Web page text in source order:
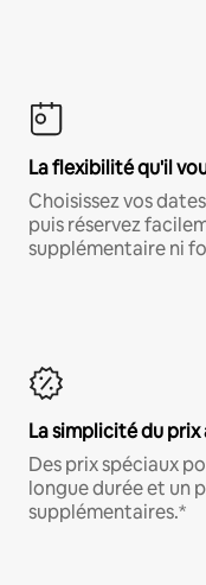
La flexibilité qu'il
Choisissez vos
puis réservez
supplémentaire ni
La simplicité du prix
Des prix spéciaux
longue durée et un
supplémentaires.*